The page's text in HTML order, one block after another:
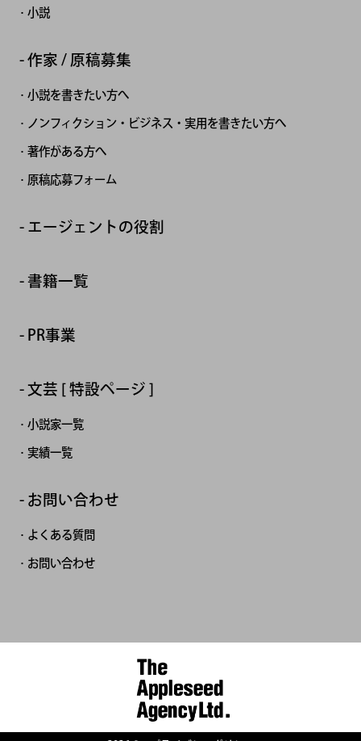
小説
作家 / 原稿募集
小説を書きたい方へ
ノンフィクション・ビジネス・実用を書きたい方へ
著作がある方へ
原稿応募フォーム
エージェントの役割
書籍一覧
PR事業
文芸 [ 特設ページ ]
小説家一覧
実績一覧
お問い合わせ
よくある質問
お問い合わせ